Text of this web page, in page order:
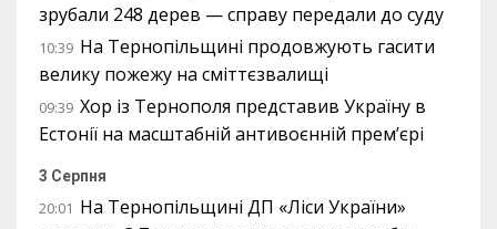
зрубали 248 дерев — справу передали до суду
10:39 На Тернопільщині продовжують гасити
велику пожежу на сміттєзвалищі
09:39 Хор із Тернополя представив Україну в
Естонії на масштабній антивоєнній прем’єрі
3 Серпня
20:01 На Тернопільщині ДП «Ліси України»